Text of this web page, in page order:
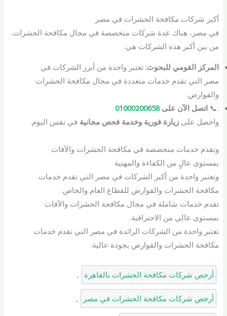
أكبر شركات مكافحة الحشرات في مصر
في مصر، هناك عدة شركات متخصصة في مجال مكافحة الحشرات.
من بين أكبر هذه الشركات هي:
المركز القومي للبحوث: تعتبر واحدة من أبرز الشركات في
مصر التي تقدم خدمات متعددة في مجال مكافحة الحشرات
والقوارض.
:📞 اتصل الآن على01000200658
واحصل على زيارة فورية وخدمة فحص مجانية في نفس اليوم.
وتقدم خدمات متخصصة في مكافحة الحشرات والآفات
بمستوى عالٍ من الكفاءة والمهنية
وتعتبر واحدة من أكبر الشركات في مصر التي تقدم خدمات
مكافحة الحشرات والقوارض للقطاع العام والخاص.
تقدم خدمات شاملة في مجال مكافحة الحشرات والآفات
بمستوى عالي من الاحترافية.
تعتبر واحدة من الشركات الرائدة في مصر التي تقدم خدمات
مكافحة الحشرات والقوارض بجودة عالية.
أرخص شركات مكافحة الحشرات بالقاهرة ,
أرخص شركات مكافحة الحشرات في مصر ,